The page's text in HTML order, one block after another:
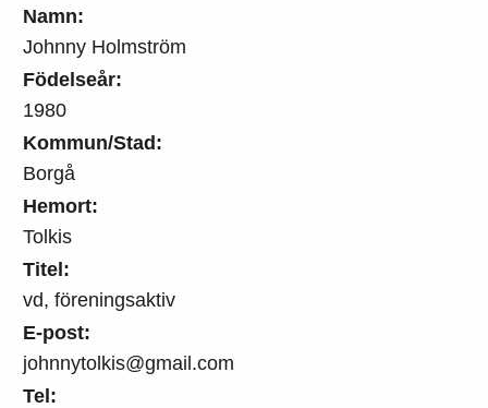
Namn:
Johnny Holmström
Födelseår:
1980
Kommun/Stad:
Borgå
Hemort:
Tolkis
Titel:
vd, föreningsaktiv
E-post:
johnnytolkis@gmail.com
Tel: